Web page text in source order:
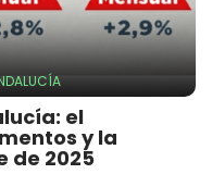
el
y la
de 2025